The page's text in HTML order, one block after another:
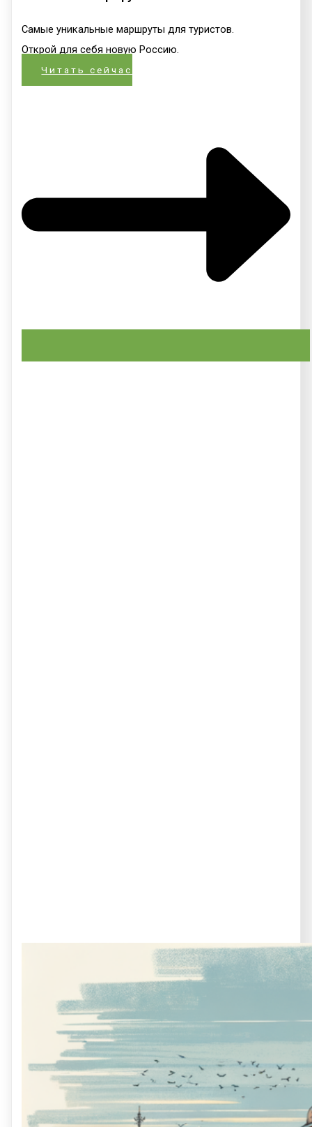
Самые уникальные маршруты для туристов.
Открой для себя новую Россию.
Читать сейчас